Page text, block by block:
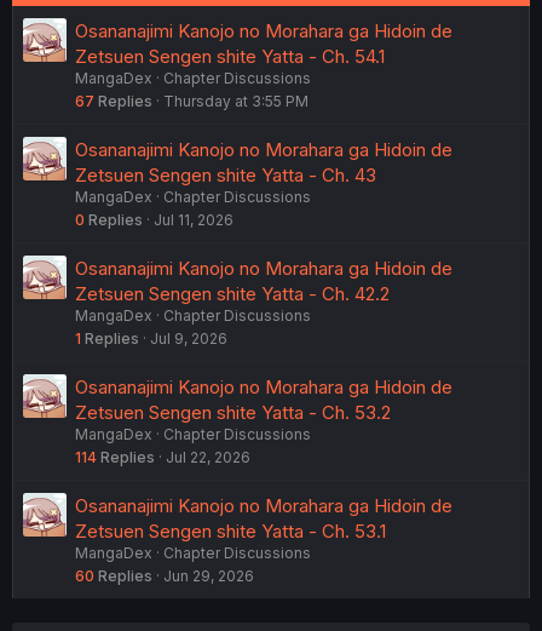
Osananajimi Kanojo no Morahara ga Hidoin de
Zetsuen Sengen shite Yatta - Ch. 54.1
MangaDex
Chapter Discussions
67 Replies Thursday at 3:55 PM
Osananajimi Kanojo no Morahara ga Hidoin de
Zetsuen Sengen shite Yatta - Ch. 43
MangaDex
Chapter Discussions
0 Replies Jul 11, 2026
Osananajimi Kanojo no Morahara ga Hidoin de
Zetsuen Sengen shite Yatta - Ch. 42.2
MangaDex
Chapter Discussions
1 Replies Jul 9, 2026
Osananajimi Kanojo no Morahara ga Hidoin de
Zetsuen Sengen shite Yatta - Ch. 53.2
MangaDex
Chapter Discussions
114 Replies Jul 22, 2026
Osananajimi Kanojo no Morahara ga Hidoin de
Zetsuen Sengen shite Yatta - Ch. 53.1
MangaDex
Chapter Discussions
60 Replies Jun 29, 2026